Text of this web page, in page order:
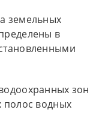
земельных
в
зон
водных